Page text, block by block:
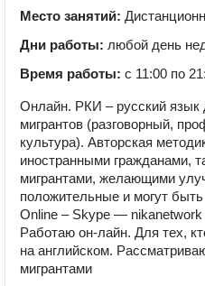
Место занятий:
Дни работы: любой день
Время работы: с 11:00 по
Онлайн. РКИ – русский язык
мигрантов (разговорный,
культура). Авторская
иностранными гражданами,
мигрантами, желающими
положительные и могут
Online – Skype — nikanetwork
Работаю он-лайн. Для тех,
на английском.
мигрантами